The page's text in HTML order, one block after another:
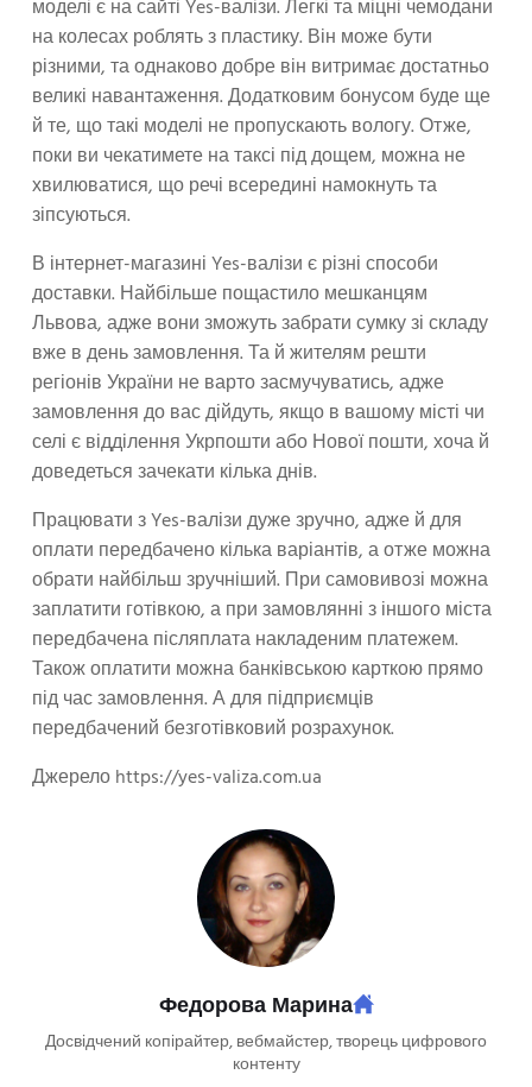
моделі є на сайті Yes-валізи. Легкі та міцні чемодани
на колесах роблять з пластику. Він може бути
різними, та однаково добре він витримає достатньо
великі навантаження. Додатковим бонусом буде ще
й те, що такі моделі не пропускають вологу. Отже,
поки ви чекатимете на таксі під дощем, можна не
хвилюватися, що речі всередині намокнуть та
зіпсуються.
В інтернет-магазині Yes-валізи є різні способи
доставки. Найбільше пощастило мешканцям
Львова, адже вони зможуть забрати сумку зі складу
вже в день замовлення. Та й жителям решти
регіонів України не варто засмучуватись, адже
замовлення до вас дійдуть, якщо в вашому місті чи
селі є відділення Укрпошти або Нової пошти, хоча й
доведеться зачекати кілька днів.
Працювати з Yes-валізи дуже зручно, адже й для
оплати передбачено кілька варіантів, а отже можна
обрати найбільш зручніший. При самовивозі можна
заплатити готівкою, а при замовлянні з іншого міста
передбачена післяплата накладеним платежем.
Також оплатити можна банківською карткою прямо
під час замовлення. А для підприємців
передбачений безготівковий розрахунок.
Джерело https://yes-valiza.com.ua
Федорова Марина
Досвідчений копірайтер, вебмайстер, творець цифрового
контенту